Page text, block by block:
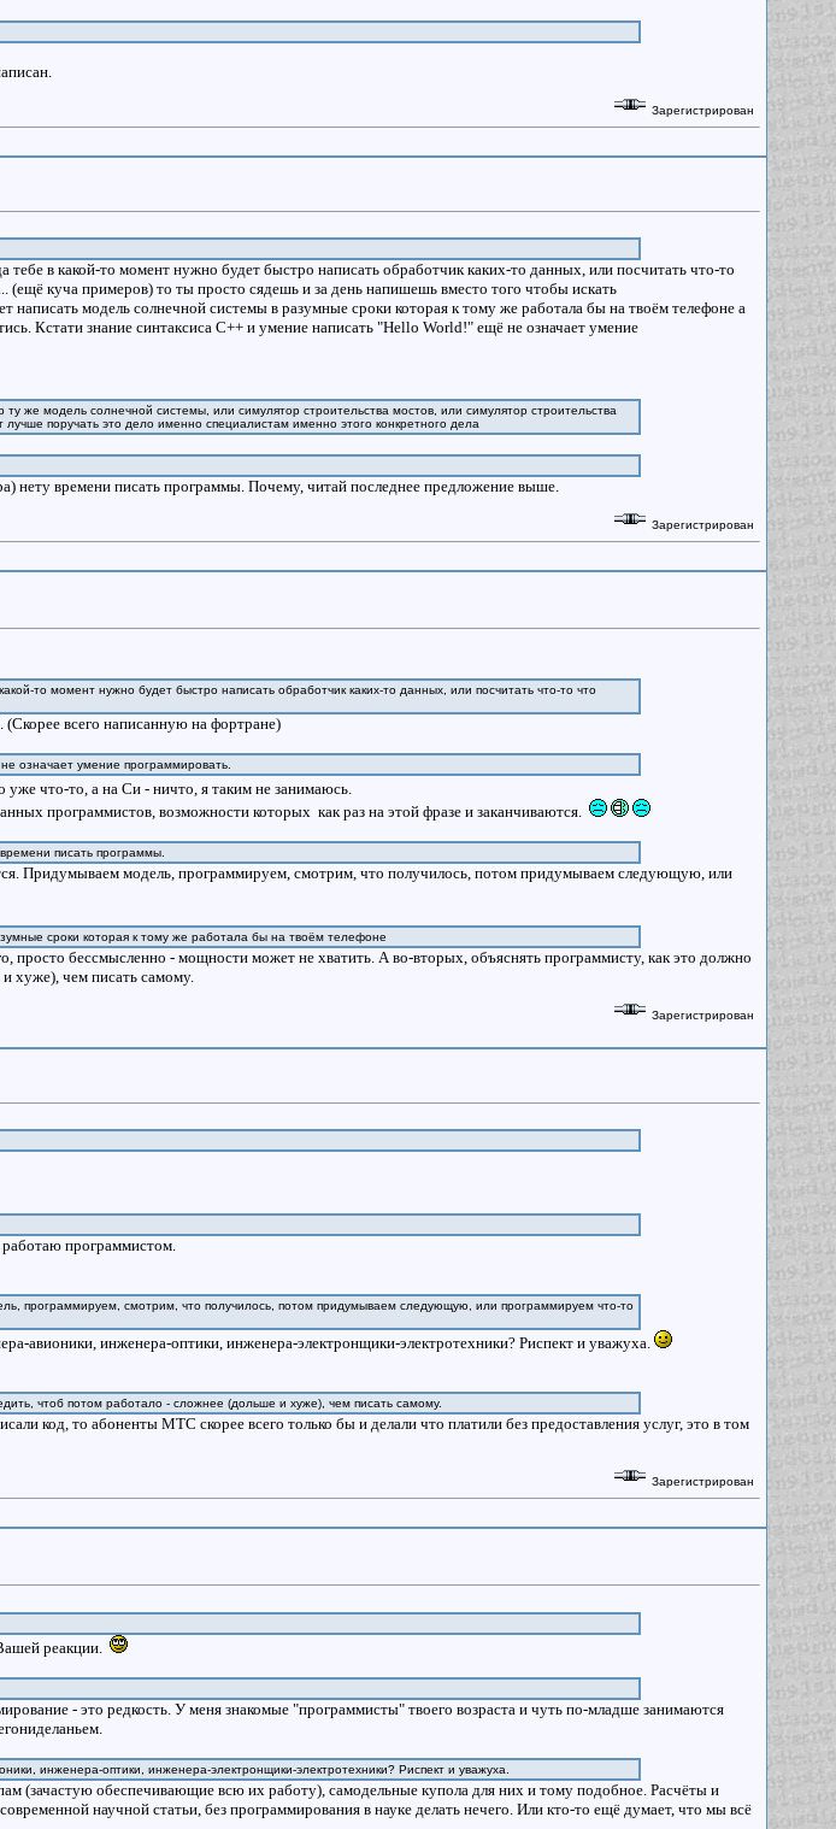
Зарегистрирован
тебе в какой-то момент нужно будет быстро написать обработчик каких-то данных, или посчитать что-то
(ещё куча примеров) то ты просто сядешь и за день напишешь вместо того чтобы искать
написать модель солнечной системы в разумные сроки которая к тому же работала бы на твоём телефоне а
Кстати знание синтаксиса С++ и умение написать "Hello World!" ещё не означает умение
же модель солнечной системы, или симулятор строительства мостов, или симулятор строительства
поручать это дело именно специалистам именно этого конкретного дела
нету времени писать программы. Почему, читай последнее предложение выше.
Зарегистрирован
то момент нужно будет быстро написать обработчик каких-то данных, или посчитать что-то что
всего написанную на фортране)
означает умение программировать.
уже что-то, а на Си - ничто, я таким не занимаюсь.
программистов, возможности которых как раз на этой фразе и заканчиваются.
писать программы.
Придумываем модель, программируем, смотрим, что получилось, потом придумываем следующую, или
сроки которая к тому же работала бы на твоём телефоне
просто бессмысленно - мощности может не хватить. А во-вторых, объяснять программисту, как это должно
хуже), чем писать самому.
Зарегистрирован
программистом.
программируем, смотрим, что получилось, потом придумываем следующую, или программируем что-то
авионики, инженера-оптики, инженера-электронщики-электротехники? Риспект и уважуха.
чтоб потом работало - сложнее (дольше и хуже), чем писать самому.
код, то абоненты МТС скорее всего только бы и делали что платили без предоставления услуг, это в том
Зарегистрирован
реакции.
- это редкость. У меня знакомые "программисты" твоего возраста и чуть по-младше занимаются
инженера-оптики, инженера-электронщики-электротехники? Риспект и уважуха.
(зачастую обеспечивающие всю их работу), самодельные купола для них и тому подобное. Расчёты и
научной статьи, без программирования в науке делать нечего. Или кто-то ещё думает, что мы всё